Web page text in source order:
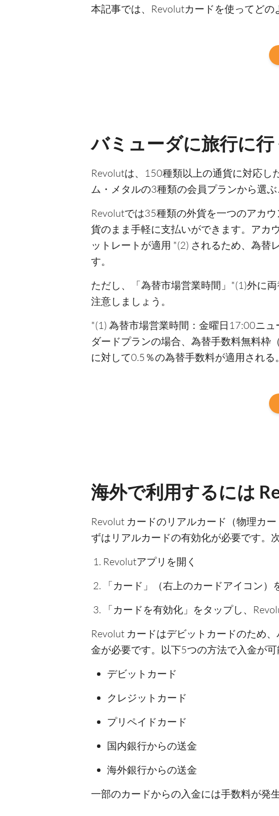
本記事では、Revolutカードを使ってどの
バミューダに旅行に
Revolutは、150種類以上の通貨に対応し
ム・メタルの3種類の会員プランから選
Revolutでは35種類の外貨を一つのアカ
貨のまま手軽に支払いができます。アカ
ットレートが適用 *(2) されるため、為替
す。
ただし、「為替市場営業時間」*(1)外に
注意しましょう。
*(1) 為替市場営業時間：金曜日17:00ニ
ダードプランの場合、為替⼿数料無料枠
に対して0.5％の為替手数料が適用される。
海外で利用するには
Revolut カードのリアルカード（物理カ
ずはリアルカードの有効化が必要です。
Revolutアプリを開く
「カード」（右上のカードアイコン
「カードを有効化」をタップし、
Revolut カードはデビットカードのため
金が必要です。以下5つの方法で入金が可
デビットカード
クレジットカード
プリペイドカード
国内銀行からの送金
海外銀行からの送金
一部のカードからの入金には手数料が発